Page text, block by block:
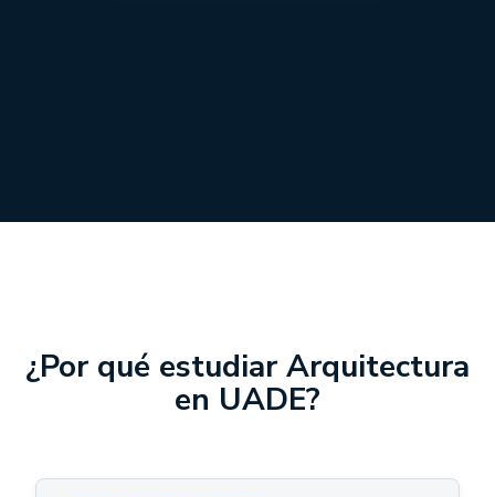
¿Por qué estudiar Arquitectura
en UADE?